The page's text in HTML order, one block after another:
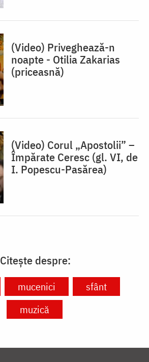
(Video) Priveghează-n
noapte - Otilia Zakarias
(priceasnă)
(Video) Corul „Apostolii” –
⁠Împărate Ceresc (gl. VI, de
I. Popescu-Pasărea)
Citește despre:
mucenici
sfânt
muzică